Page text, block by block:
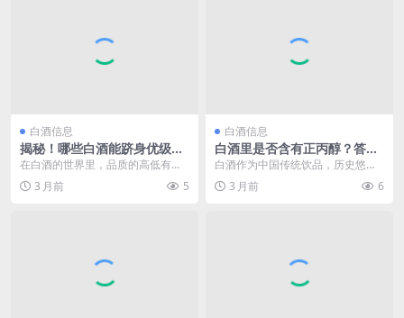
白酒信息
揭秘！哪些白酒能跻身优级酒
行列？
在白酒的世界里，品质的高低有着
明确的划分，而优级酒无疑代表着
较高的水准。对于广大...
3 月前 5
白酒信息
白酒里是否含有正丙醇？答案
可能出乎你意料！
白酒作为中国传统饮品，历史悠久
且文化底蕴深厚。在白酒的酿造过
程中，涉及到众多复杂...
3 月前 6